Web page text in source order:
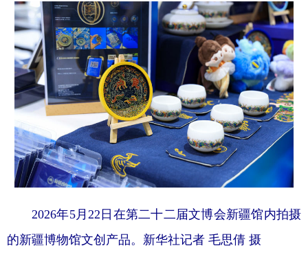
2026年5月22日在第二十二届文博会新疆馆内拍摄
的新疆博物馆文创产品。新华社记者 毛思倩 摄